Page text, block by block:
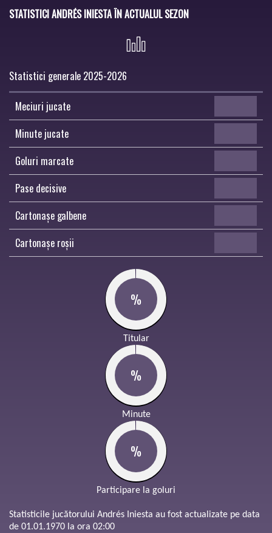
STATISTICI ANDRÉS INIESTA ÎN ACTUALUL SEZON
Statistici generale 2025-2026
Meciuri jucate
Minute jucate
Goluri marcate
Pase decisive
Cartonașe galbene
Cartonașe roșii
%
Titular
%
Minute
%
Participare la goluri
Statisticile jucătorului Andrés Iniesta au fost actualizate pe data
de 01.01.1970 la ora 02:00